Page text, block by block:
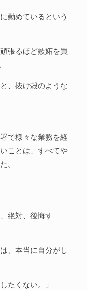
勤めているという
張るほど嫉妬を買
、抜け殻のような
で様々な業務を経
ことは、すべてや
。
絶対、後悔す
、本当に自分がし
たくない。」